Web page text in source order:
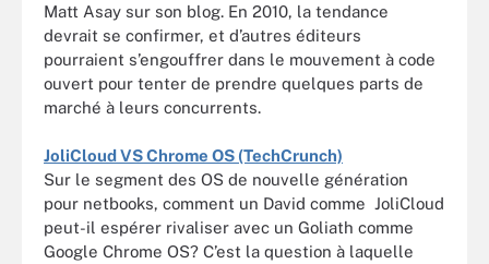
Matt Asay sur son blog. En 2010, la tendance
devrait se confirmer, et d’autres éditeurs
pourraient s’engouffrer dans le mouvement à code
ouvert pour tenter de prendre quelques parts de
marché à leurs concurrents.
JoliCloud VS Chrome OS (TechCrunch)
Sur le segment des OS de nouvelle génération
pour netbooks, comment un David comme JoliCloud
peut-il espérer rivaliser avec un Goliath comme
Google Chrome OS? C’est la question à laquelle